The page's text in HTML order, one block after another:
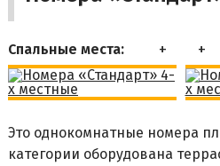
Спальные места:
Это однокомнатные номера
категории оборудована